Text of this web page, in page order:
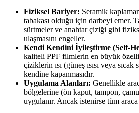
Fiziksel Bariyer: Seramik
tabakası olduğu için darbeyi emer.
sürtmeler ve anahtar çiziği gibi
ulaşmasını engeller.
Kendi Kendini İyileştirme (Self-
kaliteli PPF filmlerin en büyük
çiziklerin ısı (güneş ısısı veya
kendine kapanmasıdır.
Uygulama Alanları: Genellikle
bölgelerine (ön kaput, tampon,
uygulanır. Ancak istenirse tüm